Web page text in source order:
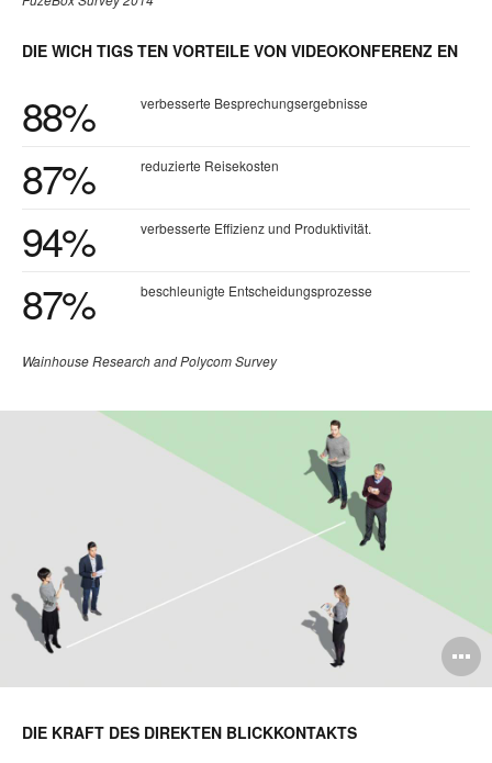
DIE WICH TIGS TEN VORTEILE VON VIDEOKONFERENZ EN
88% verbesserte Besprechungsergebnisse
87% reduzierte Reisekosten
94% verbesserte Effizienz und Produktivität.
87% beschleunigte Entscheidungsprozesse
Wainhouse Research and Polycom Survey
DIE KRAFT DES DIREKTEN BLICKKONTAKTS